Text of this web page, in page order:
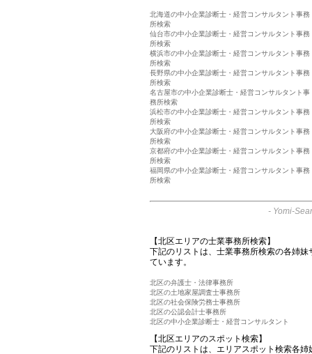
北海道の中小企業診断士・経営コンサルタント事務
所検索
仙台市の中小企業診断士・経営コンサルタント事務
所検索
横浜市の中小企業診断士・経営コンサルタント事務
所検索
長野県の中小企業診断士・経営コンサルタント事務
所検索
名古屋市の中小企業診断士・経営コンサルタント事
務所検索
浜松市の中小企業診断士・経営コンサルタント事務
所検索
大阪府の中小企業診断士・経営コンサルタント事務
所検索
京都府の中小企業診断士・経営コンサルタント事務
所検索
福岡県の中小企業診断士・経営コンサルタント事務
所検索
- Yomi-
【北区エリアの士業事務所検索】
下記のリストは、士業事務所検索の各姉
ています。
北区の弁護士・法律事務所
北区の土地家屋調査士事務所
北区の社会保険労務士事務所
北区の公認会計士事務所
北区の中小企業診断士・経営コンサルタント
【北区エリアのスポット検索】
下記のリストは、エリアスポット検索各